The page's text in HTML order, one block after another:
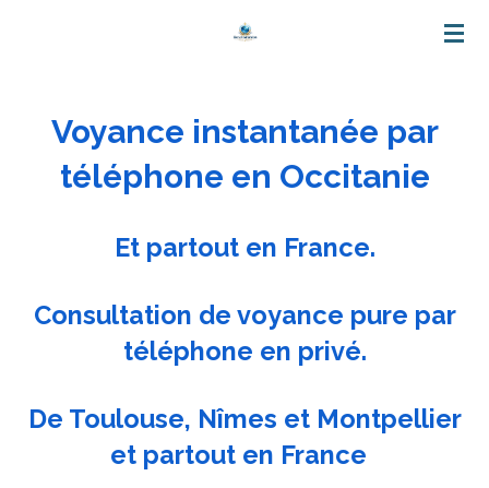
principalVoyance instantanée par
téléphone en Occitanie
Et partout en France.
Consultation de voyance pure par
téléphone en privé.
De Toulouse, Nîmes et Montpellier
et partout en France